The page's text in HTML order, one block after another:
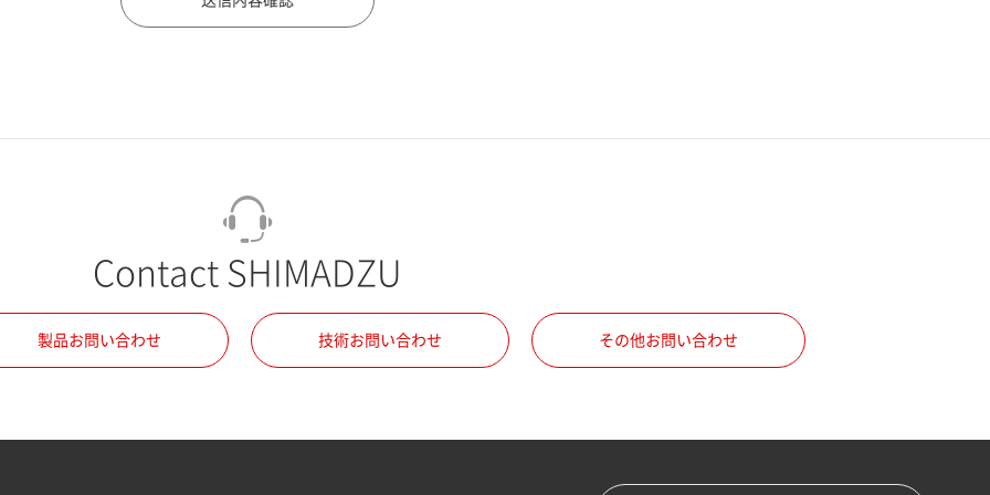
Contact SHIMADZU
製品お問い合わせ 技術お問い合わせ その他お問い合わせ